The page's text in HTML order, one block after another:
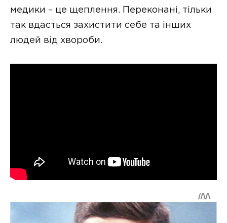
медики – це щеплення. Переконані, тільки
так вдасться захистити себе та інших
людей від хвороби.